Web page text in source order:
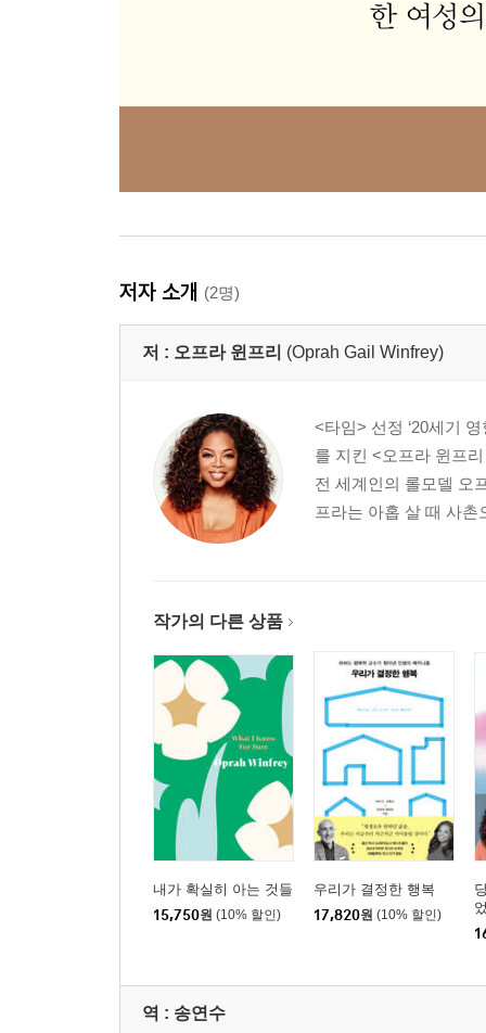
저자 소개 (2명)
저 : 오프라 윈프리 (Oprah Gail Winfrey)
<타임> 선정 ‘20세기
를 지킨 <오프라 윈프
전 세계인의 롤모델 오
프라는 아홉 살 때 사
작가의 다른 상품
내가 확실히 아는 것들
15,750원 (10% 할인)
우리가 결정한 행복
17,820원 (10% 할인)
역 : 송연수